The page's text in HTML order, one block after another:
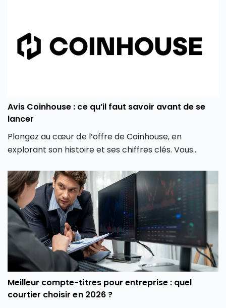
Avis Coinhouse : ce qu’il faut savoir avant de se
lancer
Plongez au cœur de l’offre de Coinhouse, en
explorant son histoire et ses chiffres clés. Vous
monnaies disponibles, les frais associés, et comment
la plateforme crypto Coinhouse vous permet de
mieux gérer vos investissements en monnaie
virtuelle.
Meilleur compte-titres pour entreprise : quel
courtier choisir en 2026 ?